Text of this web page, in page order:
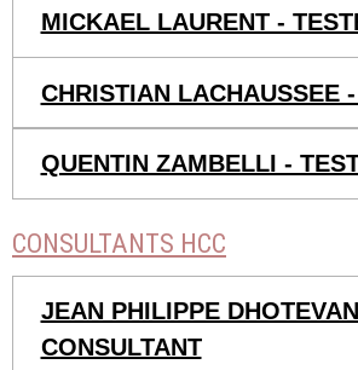
MICKAEL LAURENT -
CHRISTIAN LACHAUSSEE
QUENTIN ZAMBELLI -
CONSULTANTS HCC
JEAN PHILIPPE
CONSULTANT